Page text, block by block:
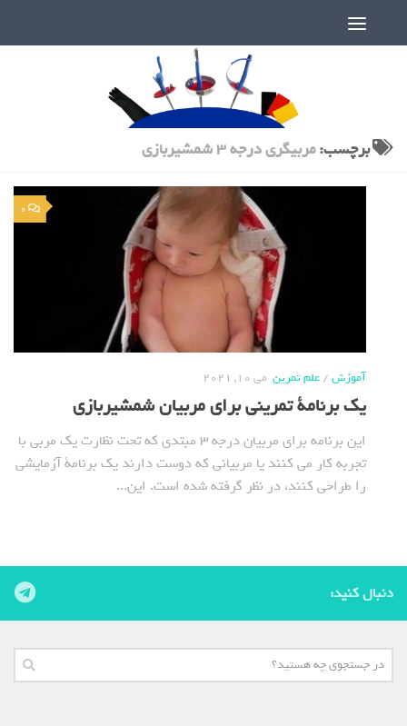
برچسب:مربیگری درجه 3 شمشیربازی
0
آموزش/علم تمرین می 10, 2021
یک برنامة تمرینی برای مربیان شمشیربازی
این برنامه برای مربیان درجه 3 مبتدی که تحت نظارت یک مربی با
تجربه کار می کنند یا مربیانی که دوست دارند یک برنامة آزمایشی
را طراحی کنند، در نظر گرفته شده است. این...
دنبال کنید: